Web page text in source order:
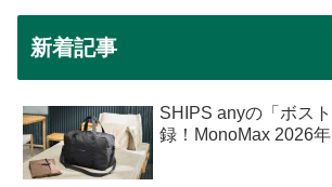
新着記事
SHIPS anyの「ボス
録！MonoMax 2026